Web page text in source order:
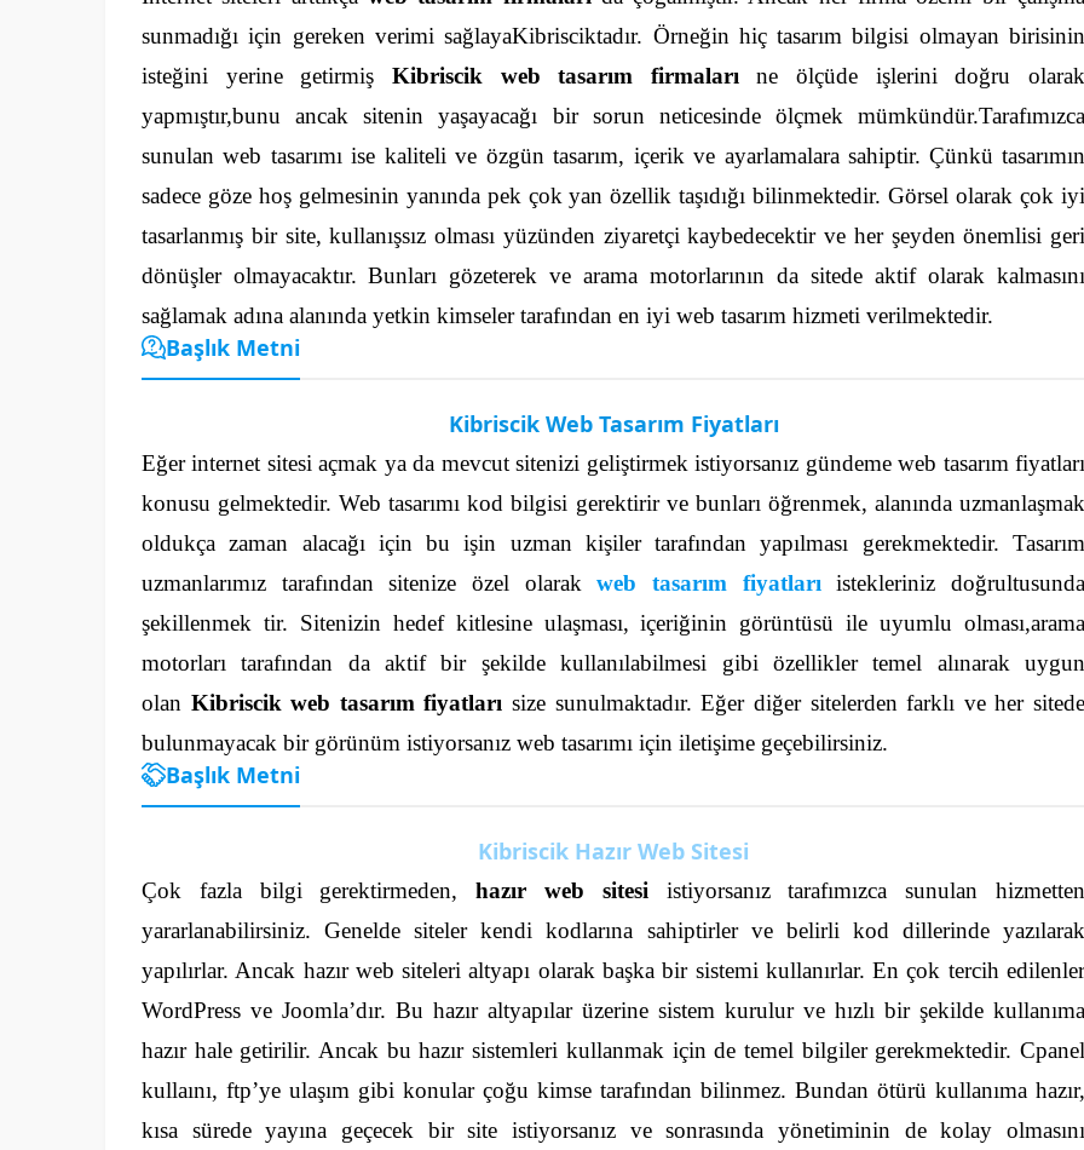
sunmadığı için gereken verimi sağlayaKibrisciktadır. Örneğin hiç tasarım bilgisi olmayan birisinin
isteğini yerine getirmiş Kibriscik web tasarım firmaları ne ölçüde işlerini doğru olarak
yapmıştır,bunu ancak sitenin yaşayacağı bir sorun neticesinde ölçmek mümkündür.Tarafımızca
sunulan web tasarımı ise kaliteli ve özgün tasarım, içerik ve ayarlamalara sahiptir. Çünkü tasarımın
sadece göze hoş gelmesinin yanında pek çok yan özellik taşıdığı bilinmektedir. Görsel olarak çok iyi
tasarlanmış bir site, kullanışsız olması yüzünden ziyaretçi kaybedecektir ve her şeyden önemlisi geri
dönüşler olmayacaktır. Bunları gözeterek ve arama motorlarının da sitede aktif olarak kalmasını
sağlamak adına alanında yetkin kimseler tarafından en iyi web tasarım hizmeti verilmektedir.
Başlık Metni
Kibriscik Web Tasarım Fiyatları
Eğer internet sitesi açmak ya da mevcut sitenizi geliştirmek istiyorsanız gündeme web tasarım fiyatları
konusu gelmektedir. Web tasarımı kod bilgisi gerektirir ve bunları öğrenmek, alanında uzmanlaşmak
oldukça zaman alacağı için bu işin uzman kişiler tarafından yapılması gerekmektedir. Tasarım
uzmanlarımız tarafından sitenize özel olarakweb tasarım fiyatları istekleriniz doğrultusunda
şekillenmek tir. Sitenizin hedef kitlesine ulaşması, içeriğinin görüntüsü ile uyumlu olması,arama
motorları tarafından da aktif bir şekilde kullanılabilmesi gibi özellikler temel alınarak uygun
olan Kibriscik web tasarım fiyatları size sunulmaktadır. Eğer diğer sitelerden farklı ve her sitede
bulunmayacak bir görünüm istiyorsanız web tasarımı için iletişime geçebilirsiniz.
Başlık Metni
Kibriscik Hazır Web Sitesi
Çok fazla bilgi gerektirmeden,hazır web sitesi istiyorsanız tarafımızca sunulan hizmetten
yararlanabilirsiniz. Genelde siteler kendi kodlarına sahiptirler ve belirli kod dillerinde yazılarak
yapılırlar. Ancak hazır web siteleri altyapı olarak başka bir sistemi kullanırlar. En çok tercih edilenler
WordPress ve Joomla’dır. Bu hazır altyapılar üzerine sistem kurulur ve hızlı bir şekilde kullanıma
hazır hale getirilir. Ancak bu hazır sistemleri kullanmak için de temel bilgiler gerekmektedir. Cpanel
kullaını, ftp’ye ulaşım gibi konular çoğu kimse tarafından bilinmez. Bundan ötürü kullanıma hazır,
kısa sürede yayına geçecek bir site istiyorsanız ve sonrasında yönetiminin de kolay olmasını